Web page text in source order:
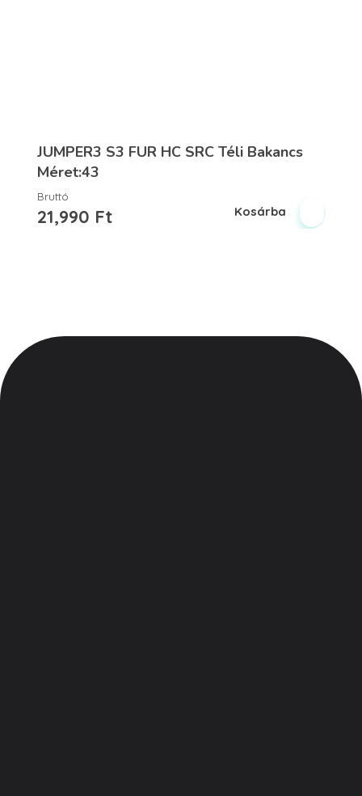
JUMPER3 S3 FUR HC SRC Téli Bakancs
Méret:43
21,990 Ft
Bruttó
Kosárba